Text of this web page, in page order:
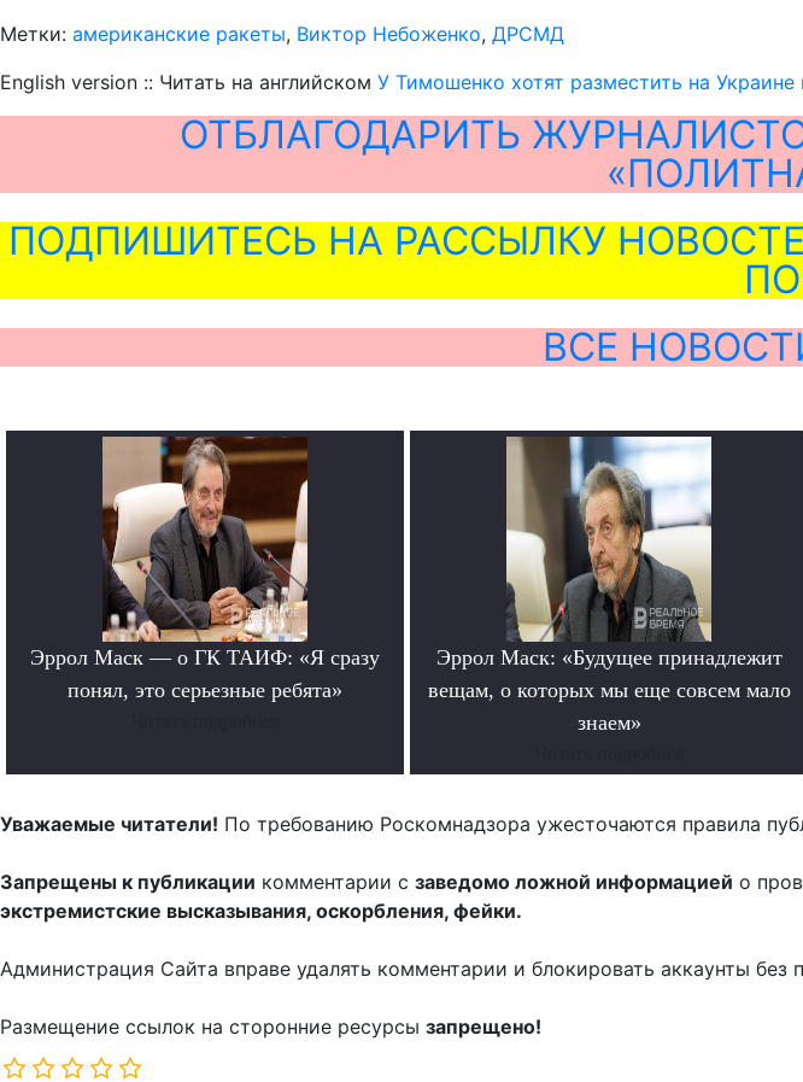
Метки: американские ракеты, Виктор Небоженко, ДРСМД
English version :: Читать на английском У Тимошенко хотят разместить на
ОТБЛАГОДАРИТЬ
ПОДПИШИТЕСЬ НА РАССЫЛКУ
ВСЕ
Эррол Маск — о ГК ТАИФ: «Я сразу
понял, это серьезные ребята»
Эррол Маск: «Будущее принадлежит
вещам, о которых мы еще совсем мало
знаем»
Уважаемые читатели! По требованию Роскомнадзора ужесточаются правила
Запрещены к публикации комментарии с заведомо ложной информацией о
экстремистские высказывания, оскорбления, фейки.
Администрация Сайта вправе удалять комментарии и блокировать аккаунты без
Размещение ссылок на сторонние ресурсы запрещено!